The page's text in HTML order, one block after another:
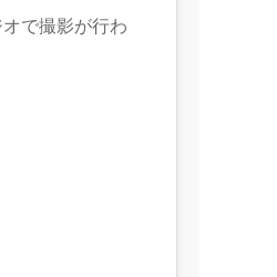
で撮影が行わ